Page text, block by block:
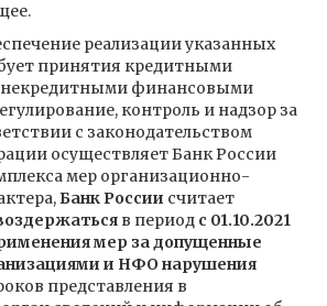
реализации указанных
принятия кредитными
некредитными финансовыми
контроль и надзор за
с законодательством
осуществляет Банк России
мер организационно-
Банк России считает
в период с 01.10.2021
мер за допущенные
и НФО нарушения
представления в